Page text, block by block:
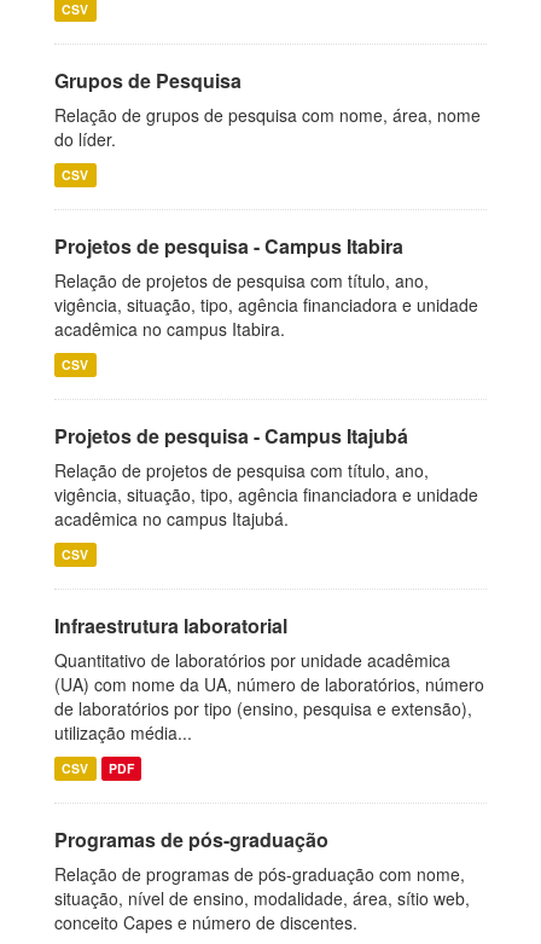
CSV
Grupos de Pesquisa
Relação de grupos de pesquisa com nome, área, nome
do líder.
CSV
Projetos de pesquisa - Campus Itabira
Relação de projetos de pesquisa com título, ano,
vigência, situação, tipo, agência financiadora e unidade
acadêmica no campus Itabira.
CSV
Projetos de pesquisa - Campus Itajubá
Relação de projetos de pesquisa com título, ano,
vigência, situação, tipo, agência financiadora e unidade
acadêmica no campus Itajubá.
CSV
Infraestrutura laboratorial
Quantitativo de laboratórios por unidade acadêmica
(UA) com nome da UA, número de laboratórios, número
de laboratórios por tipo (ensino, pesquisa e extensão),
utilização média...
CSV PDF
Programas de pós-graduação
Relação de programas de pós-graduação com nome,
situação, nível de ensino, modalidade, área, sítio web,
conceito Capes e número de discentes.